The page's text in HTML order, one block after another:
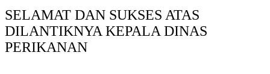
SELAMAT DAN SUKSES ATAS
DILANTIKNYA KEPALA DINAS
PERIKANAN